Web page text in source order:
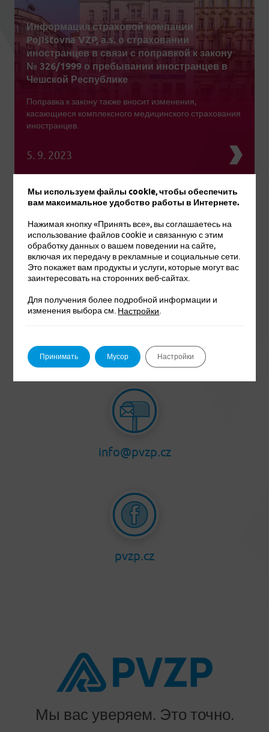
Информация страховой компании
Pojišťovna VZP, a.s. о страховании
иностранцев в связи с поправкой к закону
№ 326/1999 о пребывании иностранцев в
Чешской Республике
Поправка к закону также вносит изменения,
касающиеся комплексного медицинского страхования
иностранцев.
5. 9. 2023
1
+420 233 006 311
info@pvzp.cz
pvzp.cz
Мы вас уверяем. Это точно.
Мы используем файлы cookie, чтобы обеспечить
вам максимальное удобство работы в Интернете.
Нажимая кнопку «Принять все», вы соглашаетесь на
использование файлов cookie и связанную с этим
обработку данных о вашем поведении на сайте,
включая их передачу в рекламные и социальные сети.
Это покажет вам продукты и услуги, которые могут вас
заинтересовать на сторонних веб-сайтах.
Для получения более подробной информации и
изменения выбора см. Настройки
Принимать Мусор Настройки